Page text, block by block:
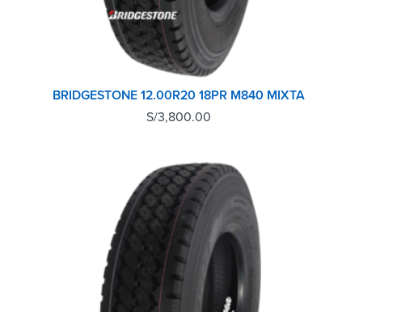
BRIDGESTONE 12.00R20 18PR M840 MIXTA
S/3,800.00